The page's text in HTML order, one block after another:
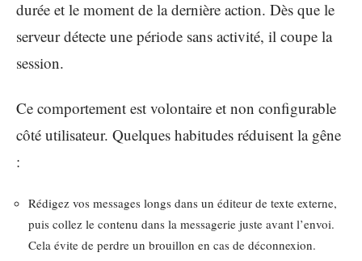
durée et le moment de la dernière action. Dès que le
serveur détecte une période sans activité, il coupe la
session.
Ce comportement est volontaire et non configurable
côté utilisateur. Quelques habitudes réduisent la gêne
:
Rédigez vos messages longs dans un éditeur de texte externe,
puis collez le contenu dans la messagerie juste avant l’envoi.
Cela évite de perdre un brouillon en cas de déconnexion.